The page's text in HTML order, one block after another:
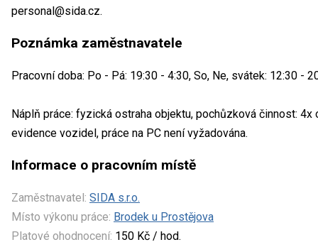
personal@sida.cz.
Poznámka zaměstnavatele
Pracovní doba: Po - Pá: 19:30 - 4:30, So, Ne, svátek: 12:30 -
Náplň práce: fyzická ostraha objektu, pochůzková činnost: 4x
evidence vozidel, práce na PC není vyžadována.
Informace o pracovním místě
Zaměstnavatel: SIDA s.r.o.
Místo výkonu práce: Brodek u Prostějova
Platové ohodnocení: 150 Kč / hod.